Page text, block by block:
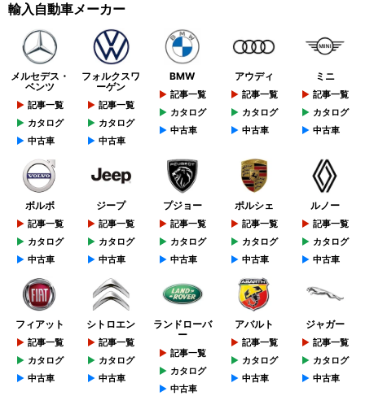
輸入自動車メーカー
メルセデス・
ベンツ
記事一覧
カタログ
中古車
フォルクスワ
ーゲン
記事一覧
カタログ
中古車
BMW
記事一覧
カタログ
中古車
アウディ
記事一覧
カタログ
中古車
ミニ
記事一覧
カタログ
中古車
ボルボ
記事一覧
カタログ
中古車
ジープ
記事一覧
カタログ
中古車
プジョー
記事一覧
カタログ
中古車
ポルシェ
記事一覧
カタログ
中古車
ルノー
記事一覧
カタログ
中古車
フィアット
記事一覧
カタログ
中古車
シトロエン
記事一覧
カタログ
中古車
ランドローバ
ー
記事一覧
カタログ
中古車
アバルト
記事一覧
カタログ
中古車
ジャガー
記事一覧
カタログ
中古車